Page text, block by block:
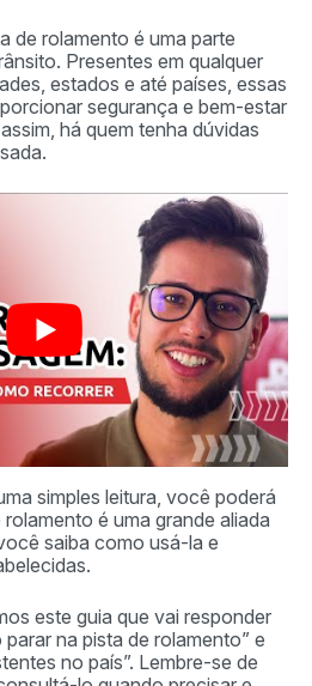
de rolamento é uma parte
Presentes em qualquer
estados e até países, essas
segurança e bem-estar
há quem tenha dúvidas
simples leitura, você poderá
é uma grande aliada
saiba como usá-la e
este guia que vai responder
na pista de rolamento” e
no país”. Lembre-se de